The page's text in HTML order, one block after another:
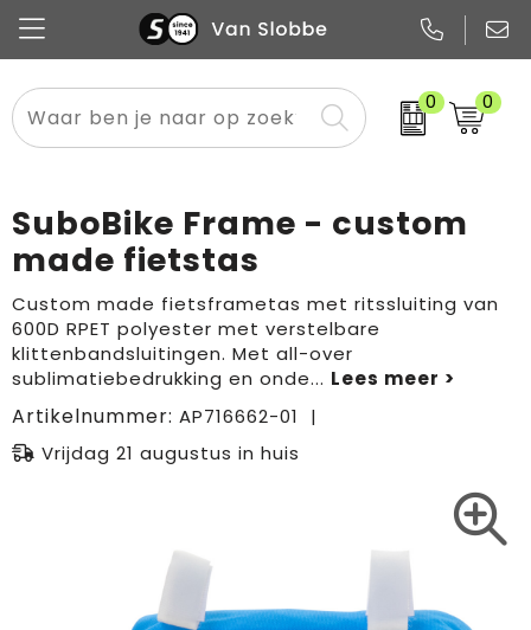
0 0
Alle categorieën
Snoep
Promo
Pennen
Notitieboekjes
Papier
Flessen
Glazen en karaffen
Merken
Meest gekozen
Sportkleding
Overig textiel
Boodschappen- en draagtassen
Sport & vrije tijd
Rugzakken
SuboBike Frame - custom
made fietstas
Custom made fietsframetas met ritssluiting van
600D RPET polyester met verstelbare
klittenbandsluitingen. Met all-over
sublimatiebedrukking en onde...
Artikelnummer: AP716662-01
Vrijdag 21 augustus in huis